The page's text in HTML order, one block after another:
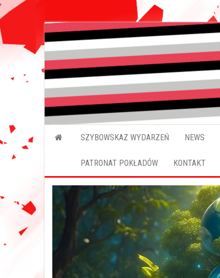
'
SZYBOWSKAZ WYDARZEŃ NEWS
PATRONAT POKŁADÓW KONTAKT